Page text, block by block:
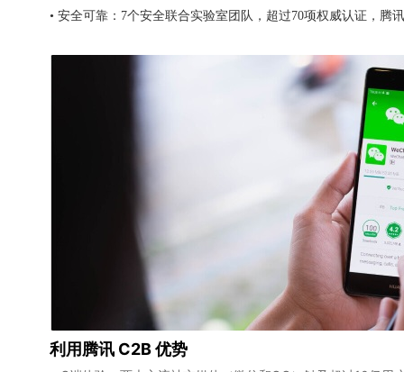
• 安全可靠：7个安全联合实验室团队，超过70项权威认证，腾
利用腾讯 C2B 优势